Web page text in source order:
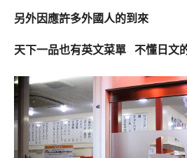
另外因應許多外國人的到來
天下一品也有英文菜單 不懂日文